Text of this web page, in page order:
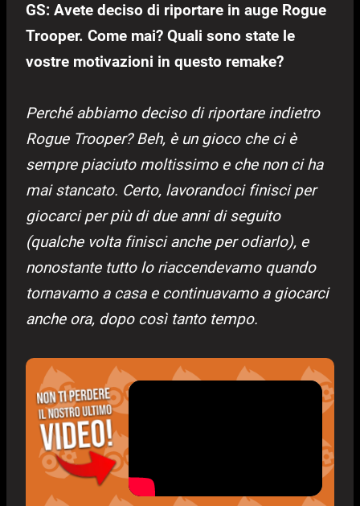
GS: Avete deciso di riportare in auge Rogue
Trooper. Come mai? Quali sono state le
vostre motivazioni in questo remake?
Perché abbiamo deciso di riportare indietro
Rogue Trooper? Beh, è un gioco che ci è
sempre piaciuto moltissimo e che non ci ha
mai stancato. Certo, lavorandoci finisci per
giocarci per più di due anni di seguito
(qualche volta finisci anche per odiarlo), e
nonostante tutto lo riaccendevamo quando
tornavamo a casa e continuavamo a giocarci
anche ora, dopo così tanto tempo.